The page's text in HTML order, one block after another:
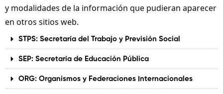
y modalidades de la información que pudieran aparecer
en otros sitios web.
STPS: Secretaría del Trabajo y Previsión Social
SEP: Secretaría de Educación Pública
ORG: Organismos y Federaciones Internacionales